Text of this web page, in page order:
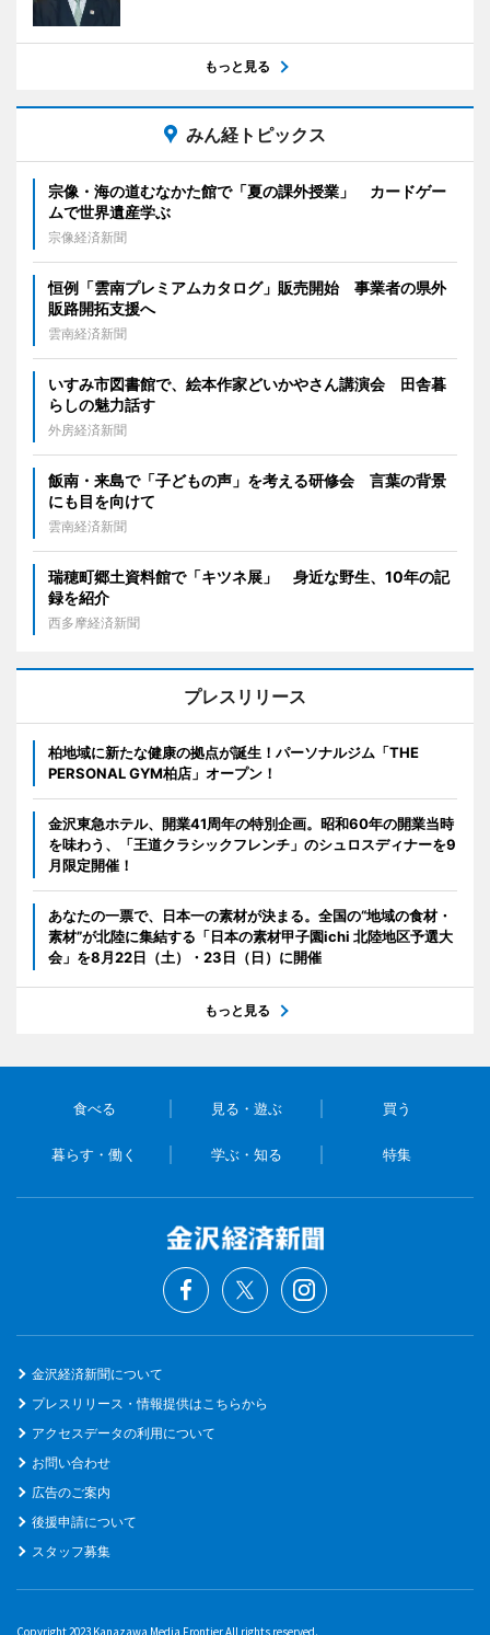
もっと見る
みん経トピックス
宗像・海の道むなかた館で「夏の課外授業」 カードゲー
ムで世界遺産学ぶ
宗像経済新聞
恒例「雲南プレミアムカタログ」販売開始 事業者の県外
販路開拓支援へ
雲南経済新聞
いすみ市図書館で、絵本作家どいかやさん講演会 田舎暮
らしの魅力話す
外房経済新聞
飯南・来島で「子どもの声」を考える研修会 言葉の背景
にも目を向けて
雲南経済新聞
瑞穂町郷土資料館で「キツネ展」 身近な野生、10年の記
録を紹介
西多摩経済新聞
プレスリリース
柏地域に新たな健康の拠点が誕生！パーソナルジム「THE
PERSONAL GYM柏店」オープン！
金沢東急ホテル、開業41周年の特別企画。昭和60年の開業当時
を味わう、「王道クラシックフレンチ」のシュロスディナーを9
月限定開催！
あなたの一票で、日本一の素材が決まる。全国の“地域の食材・
素材”が北陸に集結する「日本の素材甲子園ichi 北陸地区予選大
会」を8月22日（土）・23日（日）に開催
もっと見る
食べる 見る・遊ぶ 買う
暮らす・働く 学ぶ・知る 特集
金沢経済新聞について
プレスリリース・情報提供はこちらから
アクセスデータの利用について
お問い合わせ
広告のご案内
後援申請について
スタッフ募集
Copyright 2023 Kanazawa Media Frontier All rights reserved.